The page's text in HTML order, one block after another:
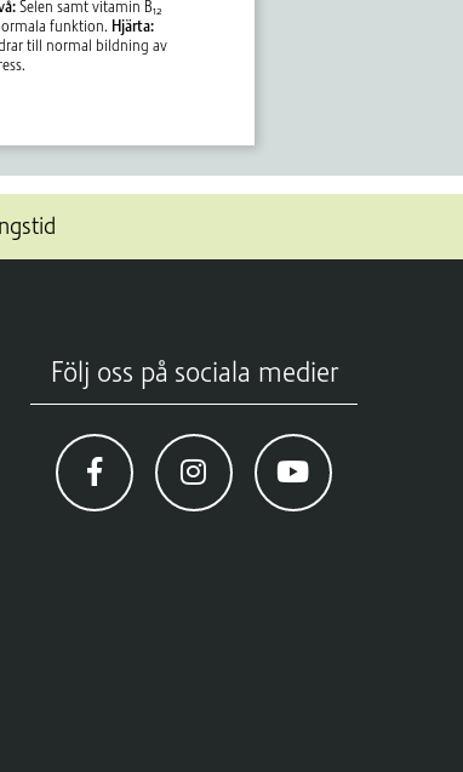
Selen samt vitamin B12
funktion. Hjärta:
till normal bildning av
Följ oss på sociala medier